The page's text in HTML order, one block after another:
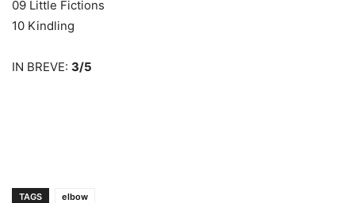
09 Little Fictions
10 Kindling
IN BREVE: 3/5
TAGS elbow